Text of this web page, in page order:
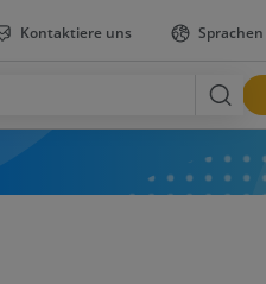
Kontaktiere uns Sprachen